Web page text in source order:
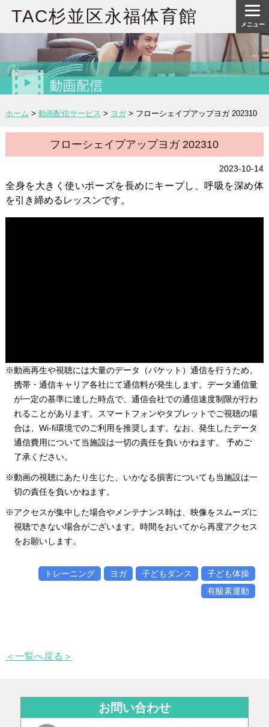
TAC杉並区永福体育館
ホーム > 動画配信サービス > ヨガ> フローシェイプアップヨガ 202310
フローシェイプアップヨガ 202310
2023-10-14
全身を大きく使いポーズを長めにキープし、呼吸を深め体
を引き締めるレッスンです。
※動画再生や視聴には大量のデータ（パケット）通信を行うため、
携帯・通信キャリア各社にて通信料が発生します。データ通信量
が一定の基準に達した時点で、通信会社での通信速度制限が行わ
れることがあります。スマートフォンやタブレットでご視聴の場
合は、Wi-fi環境でのご利用を推奨します。なお、発生したデータ
通信費用について当施設は一切の責任を負いかねます。 予めご
了承ください。
※動画の視聴にあたり生じた、いかなる損害についても当施設は一
切の責任を負いかねます。
※アクセスが集中した場合やメンテナンス時は、映像をスムーズに
視聴できない場合がございます。時間をおいてから再度アクセス
をお願いします。
トレーニング ヨガ 子どもダンス
子ども体操
有酸素運動
＜一覧へ戻る＞
お問い合わせ
メニュー